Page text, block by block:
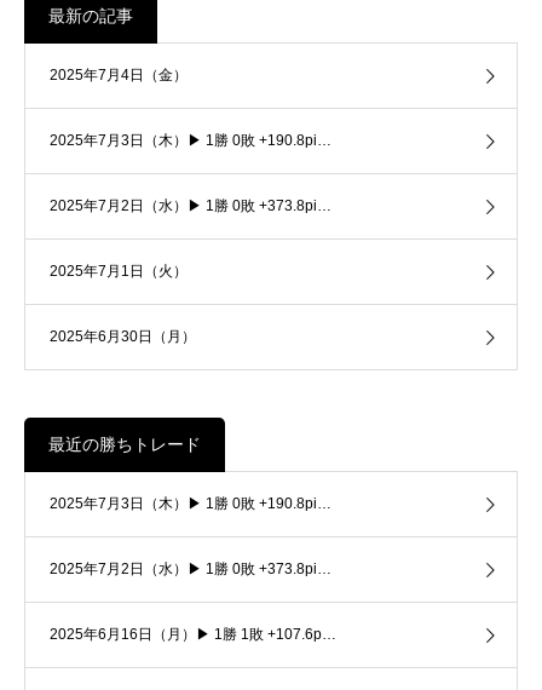
最新の記事
2025年7月4日（金）
2025年7月3日（木）▶ 1勝 0敗 +190.8pi…
2025年7月2日（水）▶ 1勝 0敗 +373.8pi…
2025年7月1日（火）
2025年6月30日（月）
最近の勝ちトレード
2025年7月3日（木）▶ 1勝 0敗 +190.8pi…
2025年7月2日（水）▶ 1勝 0敗 +373.8pi…
2025年6月16日（月）▶ 1勝 1敗 +107.6p…